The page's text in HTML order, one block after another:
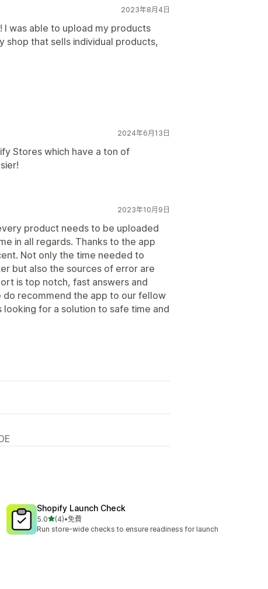
2023年8月4日
was able to upload my products
shop that sells individual products,
2024年6月13日
Stores which have a ton of
2023年10月9日
product needs to be uploaded
in all regards. Thanks to the app
Not only the time needed to
but also the sources of error are
is top notch, fast answers and
recommend the app to our fellow
for a solution to safe time and
Shopify Launch Check
5.0滿分 5 顆星
(4)
共有 4 則評價
•免費
Run store-wide checks to ensure readiness for launch